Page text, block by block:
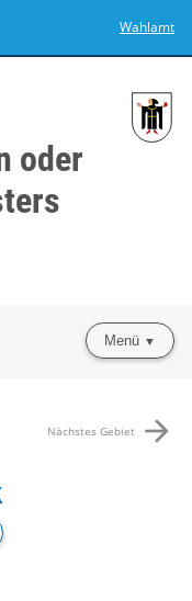
Wahlamt
oder
Menü
Nächstes Gebiet arrow_forward